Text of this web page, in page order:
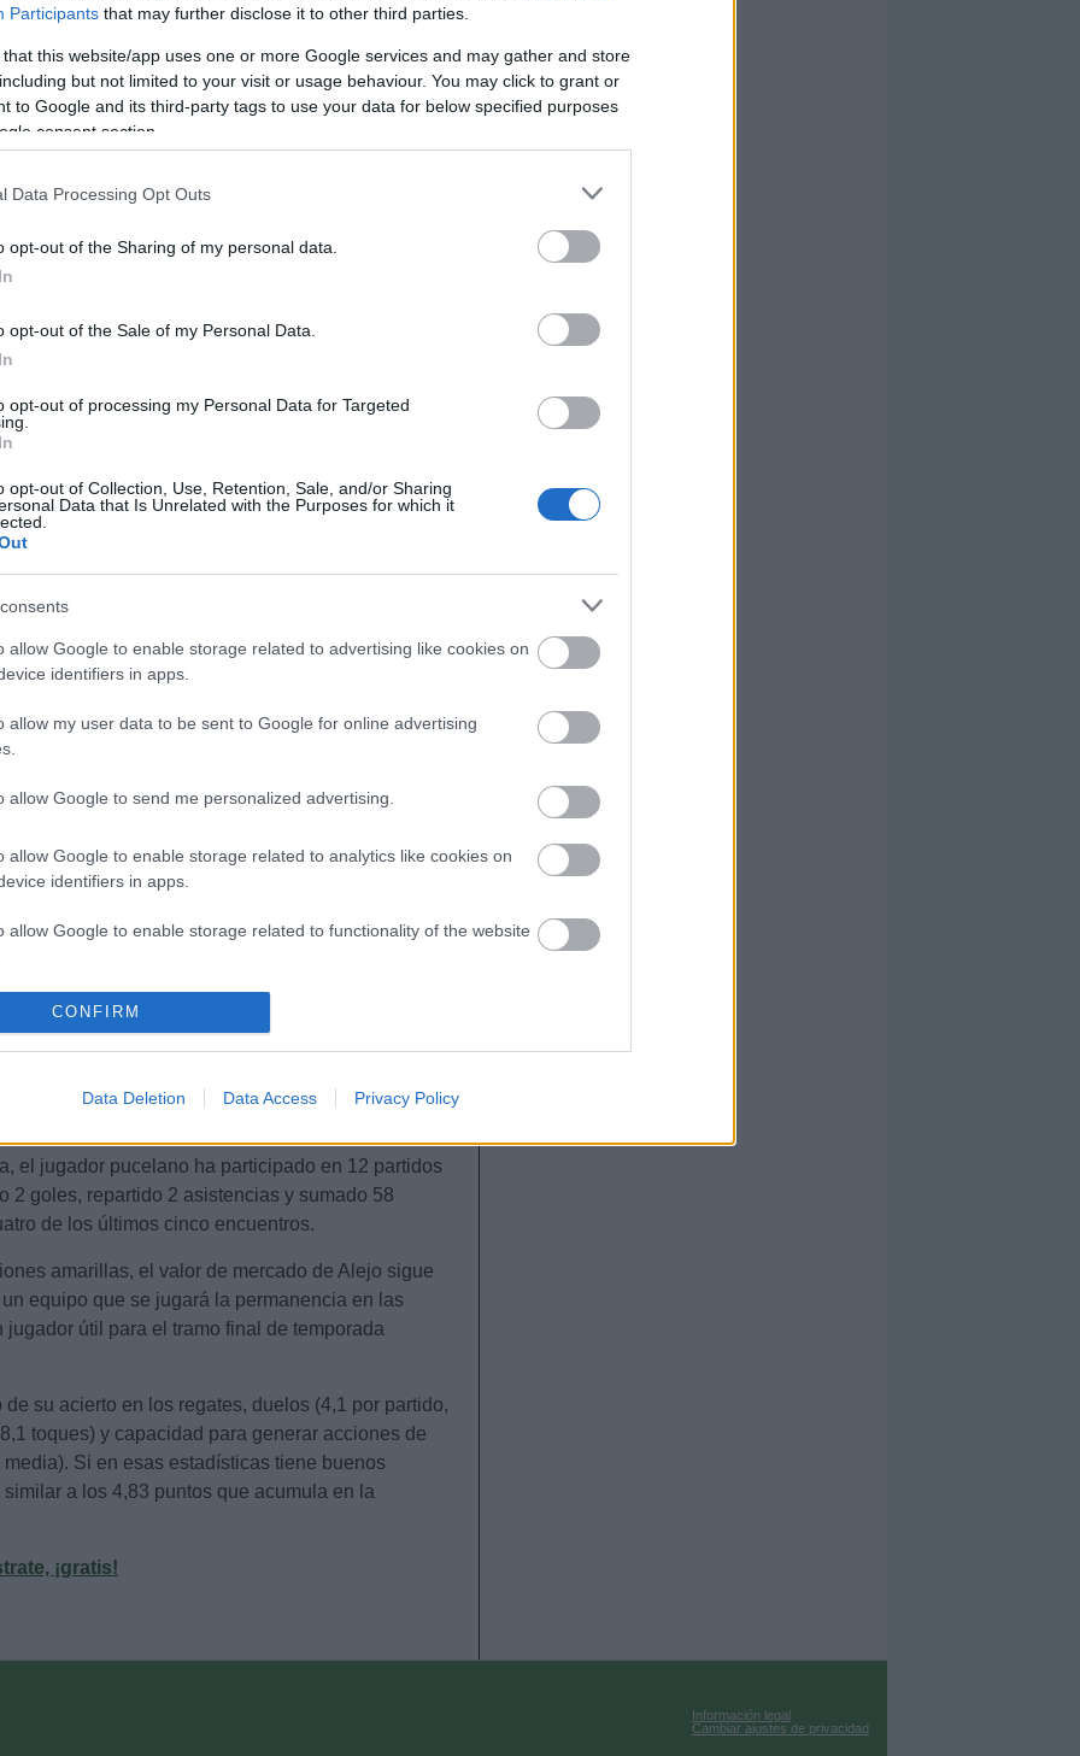
Participants that may further disclose it to other third parties.
that this website/app uses one or more Google services and may gather and store
but not limited to your visit or usage behaviour. You may click to grant or
to Google and its third-party tags to use your data for below specified purposes
consent section.
Data Processing Opt Outs
opt-out of the Sharing of my personal data.
opt-out of the Sale of my Personal Data.
opt-out of processing my Personal Data for Targeted
opt-out of Collection, Use, Retention, Sale, and/or Sharing
Data that Is Unrelated with the Purposes for which it
allow Google to enable storage related to advertising like cookies on
identifiers in apps.
allow my user data to be sent to Google for online advertising
allow Google to send me personalized advertising.
allow Google to enable storage related to analytics like cookies on
identifiers in apps.
allow Google to enable storage related to functionality of the website
allow Google to enable storage related to personalization.
functionality and fraud prevention, and other user protection.
CONFIRM
Data Deletion Data Access Privacy Policy
que no está en muchas plantillas de
un aumento de valor de mercado a corto o
a Iván Alejo del Cádiz.
un bloque muy similar al de la campaña
los extremos por un futbolista de su total
como Sobrino, Perea, Osmajic o Álvaro
en las primeras 16 jornadas del
par de partidos saliendo desde el banquillo y no
en Alejo cambió en la jornada 17, cuando le
el Bernabéu. A partir de esa fecha, empezó a
vuelta con cinco partidos disputados en total y 9
a pujar por él en Comunio. Su valor por
desatado
está viendo puerta con facilidad desde el
defensas en las últimas cinco jornadas.
20 y llegó al banquillo Sergio González,
Entre las jornadas 21 y 23, Alejo atravesó una
un gol y repartió dos asistencias, unos registros
del equipo amarillo.
el jugador pucelano ha participado en 12 partidos
2 goles, repartido 2 asistencias y sumado 58
de los últimos cinco encuentros.
amarillas, el valor de mercado de Alejo sigue
equipo que se jugará la permanencia en las
útil para el tramo final de temporada
su acierto en los regates, duelos (4,1 por partido,
toques) y capacidad para generar acciones de
Si en esas estadísticas tiene buenos
a los 4,83 puntos que acumula en la
¡gratis!
Información legal
Cambiar ajustes de privacidad